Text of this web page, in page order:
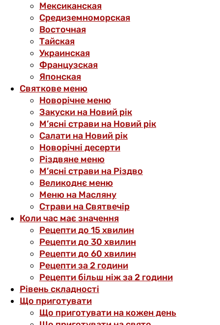
Мексиканская
Средиземноморская
Восточная
Тайская
Украинская
Французская
Японская
Святкове меню
Новорічне меню
Закуски на Новий рік
М’ясні страви на Новий рік
Салати на Новий рік
Новорічні десерти
Різдвяне меню
М’ясні страви на Різдво
Великоднє меню
Меню на Масляну
Страви на Святвечір
Коли час має значення
Рецепти до 15 хвилин
Рецепти до 30 хвилин
Рецепти до 60 хвилин
Рецепти за 2 години
Рецепти більш ніж за 2 години
Рівень складності
Що приготувати
Що приготувати на кожен день